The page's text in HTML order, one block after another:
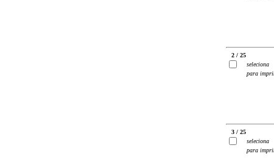
2 / 25
seleciona
para
3 / 25
seleciona
para